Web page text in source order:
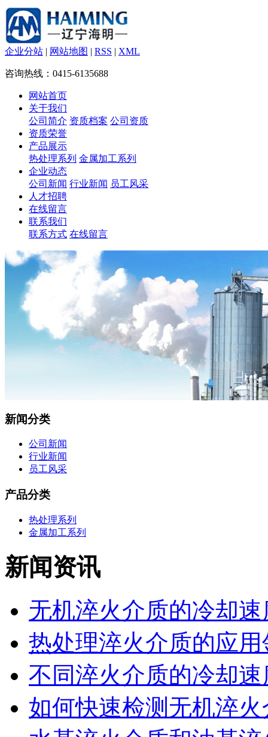
企业分站 | 网站地图 | RSS | XML
咨询热线：0415-6135688
网站首页
关于我们
公司简介 资质档案 公司资质
资质荣誉
产品展示
热处理系列 金属加工系列
企业动态
公司新闻 行业新闻 员工风采
人才招聘
在线留言
联系我们
联系方式 在线留言
新闻分类
公司新闻
行业新闻
员工风采
产品分类
热处理系列
金属加工系列
新闻资讯
无机淬火介质的冷却
热处理淬火介质的应用
不同淬火介质的冷却速
如何快速检测无机淬火